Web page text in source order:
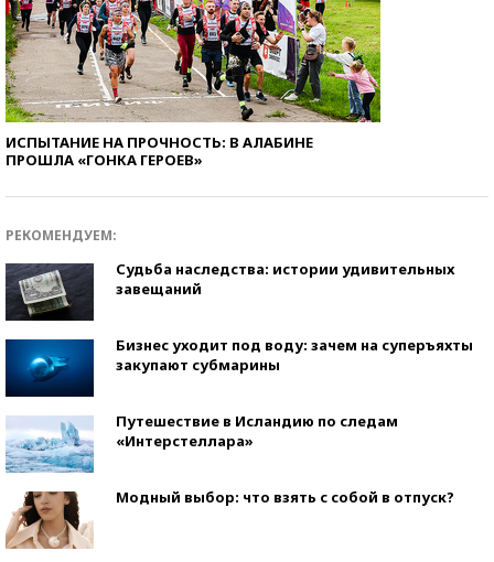
ИСПЫТАНИЕ НА ПРОЧНОСТЬ: В АЛАБИНЕ
ПРОШЛА «ГОНКА ГЕРОЕВ»
РЕКОМЕНДУЕМ:
Судьба наследства: истории удивительных
завещаний
Бизнес уходит под воду: зачем на суперъяхты
закупают субмарины
Путешествие в Исландию по следам
«Интерстеллара»
Модный выбор: что взять с собой в отпуск?